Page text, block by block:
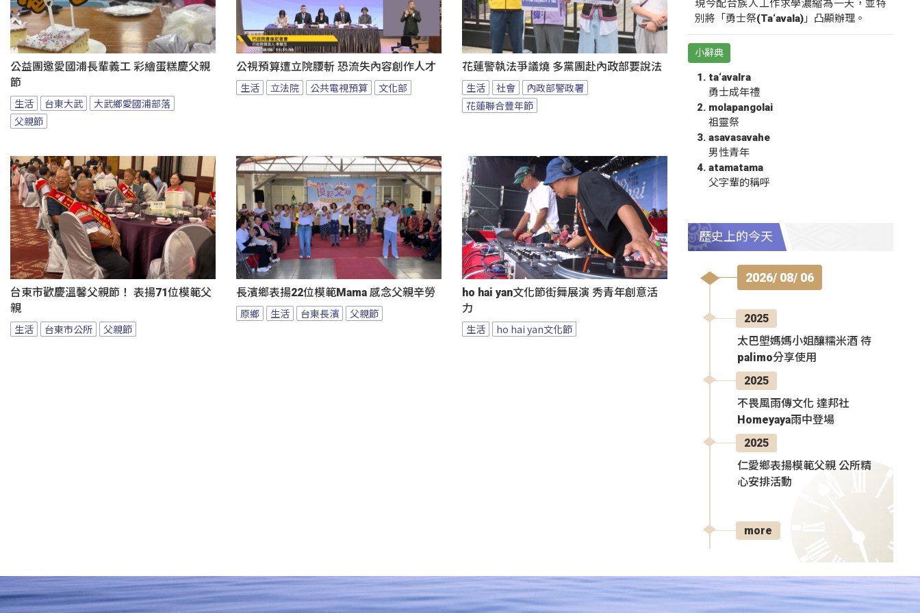
公益團邀愛國浦長輩義工 彩繪蛋糕慶父親
節
生活 台東大武
大武鄉愛國浦部落
父親節
公視預算遭立院腰斬 恐流失內容創作人才
生活 立法院 公共電視預算 文化部
花蓮警執法爭議燒 多黨團赴內政部要說法
生活 社會
內政部警政署
花蓮聯合豐年節
台東市歡慶溫馨父親節！ 表揚71位模範父
親
生活 台東市公所 父親節
長濱鄉表揚22位模範Mama 感念父親辛勞
原鄉 生活 台東長濱 父親節
ho hai yan文化節街舞展演 秀青年創意活
力
生活 ho hai yan文化節
現今配合族人工作求學濃縮為一天，並特
別將「勇士祭(Ta‘avala)」凸顯辦理。
小辭典
ta‘avalra
勇士成年禮
molapangolai
祖靈祭
asavasavahe
男性青年
atamatama
父字輩的稱呼
歷史上的今天
2026/ 08/ 06
2025
太巴塱媽媽小姐釀糯米酒 待
palimo分享使用
2025
不畏風雨傳文化 達邦社
Homeyaya雨中登場
2025
仁愛鄉表揚模範父親 公所精
心安排活動
more